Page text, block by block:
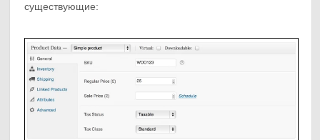
существующие: